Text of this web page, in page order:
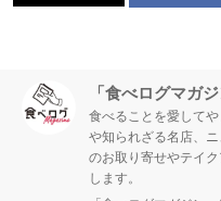
「食べログマガ
食べることを愛して
や知られざる名店、
のお取り寄せやテイ
します。